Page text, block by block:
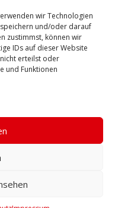
wir Technologien
und/oder darauf
zustimmst, können wir
IDs auf dieser Website
erteilst oder
und Funktionen